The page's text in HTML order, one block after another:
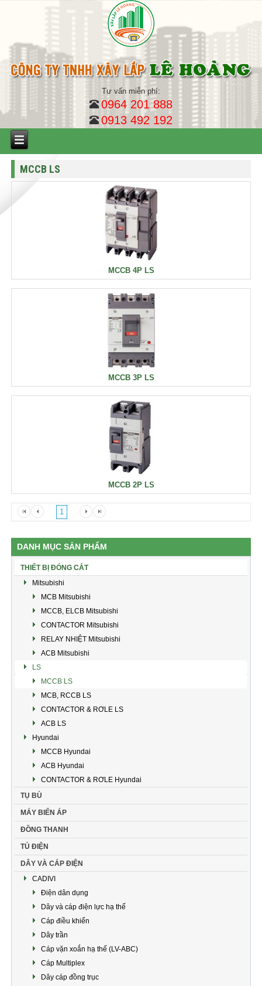
Tư vấn miễn phí:
0964 201 888
0913 492 192
MCCB LS
MCCB 4P LS
MCCB 3P LS
MCCB 2P LS
1
DANH MỤC SẢN PHẨM
THIẾT BỊ ĐÓNG CẮT
Mitsubishi
MCB Mitsubishi
MCCB, ELCB Mitsubishi
CONTACTOR Mitsubishi
RELAY NHIỆT Mitsubishi
ACB Mitsubishi
LS
MCCB LS
MCB, RCCB LS
CONTACTOR & RƠLE LS
ACB LS
Hyundai
MCCB Hyundai
ACB Hyundai
CONTACTOR & RƠLE Hyundai
TỤ BÙ
MÁY BIẾN ÁP
ĐỒNG THANH
TỦ ĐIỆN
DÂY VÀ CÁP ĐIỆN
CADIVI
Điện dân dụng
Dây và cáp điện lực hạ thế
Cáp điều khiển
Dây trần
Cáp vặn xoắn hạ thế (LV-ABC)
Cáp Multiplex
Dây cáp đồng trục